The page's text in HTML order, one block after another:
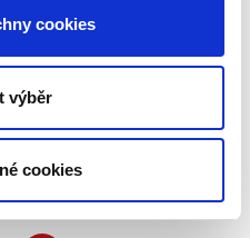
cookies
výběr
cookies
odpovědnost v
právu